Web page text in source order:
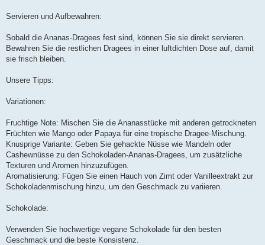
Servieren und Aufbewahren:
Sobald die Ananas-Dragees fest sind, können Sie sie direkt servieren.
Bewahren Sie die restlichen Dragees in einer luftdichten Dose auf, damit
sie frisch bleiben.
Unsere Tipps:
Variationen:
Fruchtige Note: Mischen Sie die Ananasstücke mit anderen getrockneten
Früchten wie Mango oder Papaya für eine tropische Dragee-Mischung.
Knusprige Variante: Geben Sie gehackte Nüsse wie Mandeln oder
Cashewnüsse zu den Schokoladen-Ananas-Dragees, um zusätzliche
Texturen und Aromen hinzuzufügen.
Aromatisierung: Fügen Sie einen Hauch von Zimt oder Vanilleextrakt zur
Schokoladenmischung hinzu, um den Geschmack zu variieren.
Schokolade:
Verwenden Sie hochwertige vegane Schokolade für den besten
Geschmack und die beste Konsistenz.